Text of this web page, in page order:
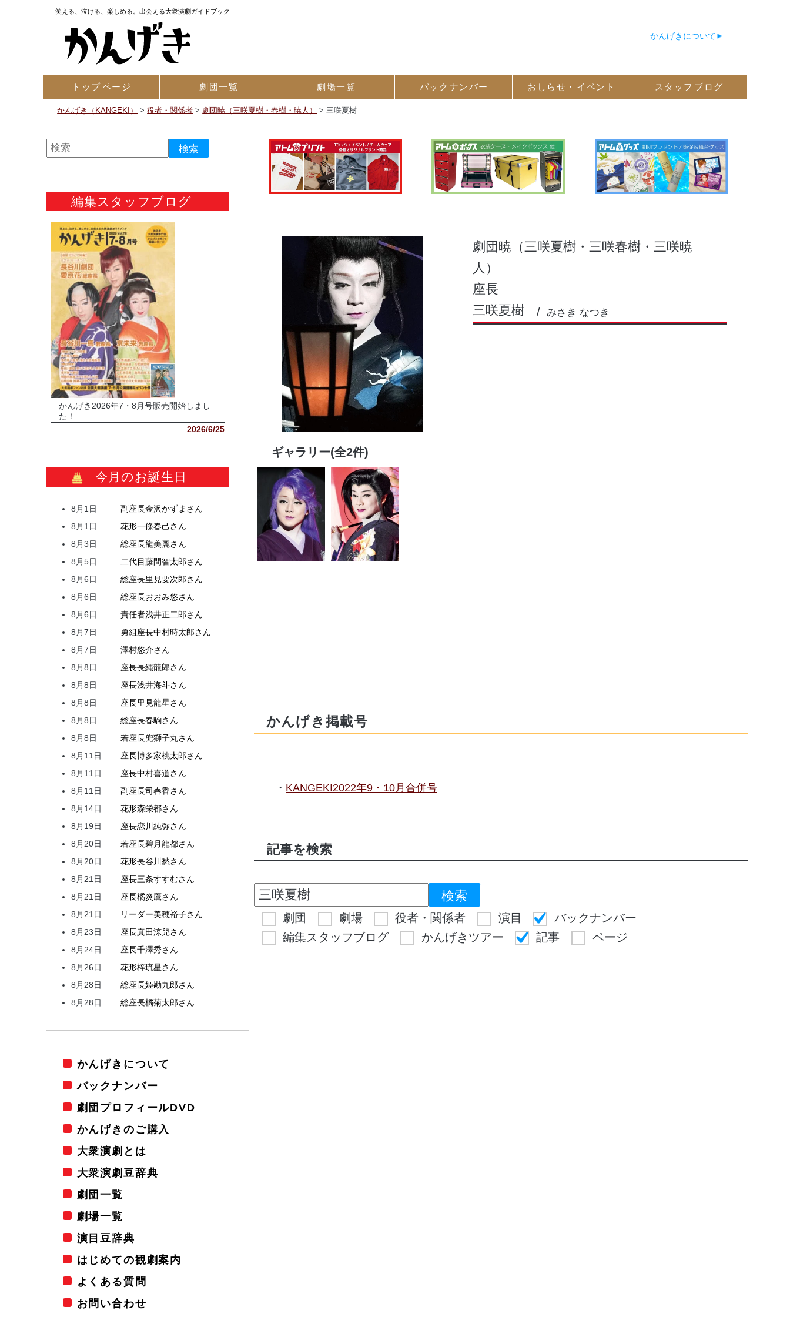
笑える、泣ける、楽しめる。出会える大衆演劇ガイドブック
かんげきについて
トップページ 劇団一覧 劇場一覧 バック ナンバー おしらせ・ イベント スタッフ ブログ
かんげき（KANGEKI） >役者・関係者 >劇団暁（三咲夏樹・春樹・暁人） >三咲夏樹
劇団暁（三咲夏樹・三咲春樹・三咲暁
人）
座長
三咲夏樹
みさき なつき
ギャラリー(全2件)
かんげき掲載号
KANGEKI2022年9・10月合併号
記事を検索
劇団 劇場 役者・関係者 演目
バックナンバー
編集スタッフブログ
かんげきツアー 記事 ページ
編集スタッフブログ
かんげき2026年7・8月号販売開始しまし
た！
2026/6/25
今月のお誕生日
8月1日 副座長金沢かずま さん
8月1日
花形一條春己さん
8月3日
総座長龍美麗さん
8月5日
二代目藤間智太郎さん
8月6日
総座長里見要次郎さん
8月6日
総座長おおみ悠さん
8月6日
責任者浅井正二郎さん
8月7日
勇組座長中村時太郎さん
8月7日
澤村悠介さん
8月8日
座長長縄龍郎さん
8月8日
座長浅井海斗さん
8月8日
座長里見龍星さん
8月8日
総座長春駒さん
8月8日
若座長兜獅子丸さん
8月11日
座長博多家桃太郎さん
8月11日
座長中村喜道さん
8月11日
副座長司春香さん
8月14日
花形森栄都さん
8月19日
座長恋川 純弥さん
8月20日
若座長碧月龍都さん
8月20日
花形長谷川 愁さん
8月21日
座長三条すすむさん
8月21日
座長橘炎鷹さん
8月21日
リーダー美穂裕子さん
8月23日
座長真田涼兒さん
8月24日
座長千澤秀さん
8月26日
花形梓琉星さん
8月28日
総座長姫勘九郎さん
8月28日
総座長橘菊太郎さん
かんげきについて
バックナンバー
劇団プロフィールDVD
かんげきのご購入
大衆演劇とは
大衆演劇豆辞典
劇団一覧
劇場一覧
演目豆辞典
はじめての観劇案内
よくある質問
お問い合わせ